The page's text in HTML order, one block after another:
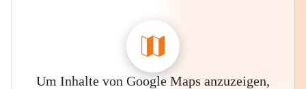
Um Inhalte von Google Maps anzuzeigen,